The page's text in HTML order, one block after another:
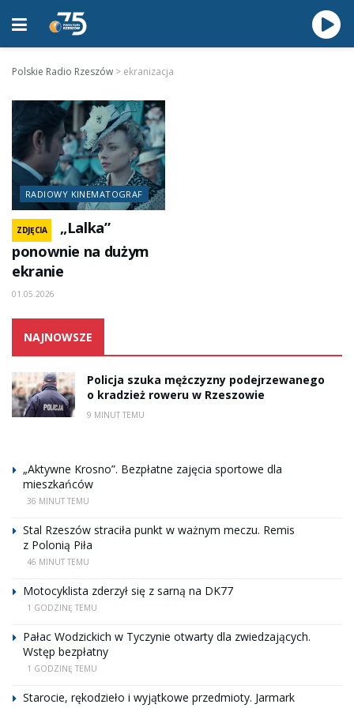
Polskie Radio Rzeszów > ekranizacja
RADIOWY KINEMATOGRAF
ZDJĘCIA
„Lalka”
ponownie na dużym
ekranie
01.05.2026
NAJNOWSZE
Policja szuka mężczyzny podejrzewanego
o kradzież roweru w Rzeszowie
9 MINUT TEMU
„Aktywne Krosno”. Bezpłatne zajęcia sportowe dla
mieszkańców
36 MINUT TEMU
Stal Rzeszów straciła punkt w ważnym meczu. Remis
z Polonią Piła
46 MINUT TEMU
Motocyklista zderzył się z sarną na DK77
1 GODZINĘ TEMU
Pałac Wodzickich w Tyczynie otwarty dla zwiedzających.
Wstęp bezpłatny
1 GODZINĘ TEMU
Starocie, rękodzieło i wyjątkowe przedmioty. Jarmark